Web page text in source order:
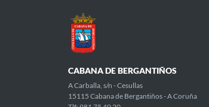
CABANA DE BERGANTIÑOS
A Carballa, s/n - Cesullas
15115 Cabana de Bergantiños - A Coruña